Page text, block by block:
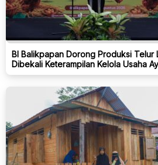
BI Balikpapan Dorong Produksi Telur
Dibekali Keterampilan Kelola Usaha